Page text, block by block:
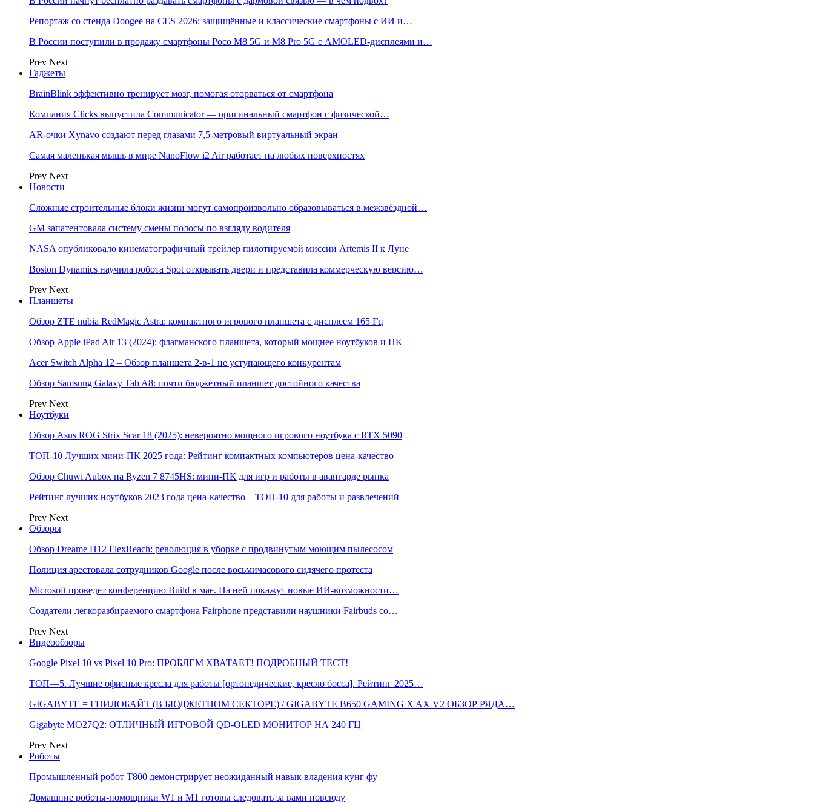
Репортаж со стенда Doogee на CES 2026: защищённые и классические смартфоны с ИИ и…
В России поступили в продажу смартфоны Poco M8 5G и M8 Pro 5G с AMOLED-дисплеями и…
Prev Next
Гаджеты
BrainBlink эффективно тренирует мозг, помогая оторваться от смартфона
Компания Clicks выпустила Communicator — оригинальный смартфон с физической…
AR-очки Xynavo создают перед глазами 7,5-метровый виртуальный экран
Самая маленькая мышь в мире NanoFlow i2 Air работает на любых поверхностях
Prev Next
Новости
Сложные строительные блоки жизни могут самопроизвольно образовываться в межзвёздной…
GM запатентовала систему смены полосы по взгляду водителя
NASA опубликовало кинематографичный трейлер пилотируемой миссии Artemis II к Луне
Boston Dynamics научила робота Spot открывать двери и представила коммерческую версию…
Prev Next
Планшеты
Обзор ZTE nubia RedMagic Astra: компактного игрового планшета с дисплеем 165 Гц
Обзор Apple iPad Air 13 (2024): флагманского планшета, который мощнее ноутбуков и ПК
Acer Switch Alpha 12 – Обзор планшета 2-в-1 не уступающего конкурентам
Обзор Samsung Galaxy Tab A8: почти бюджетный планшет достойного качества
Prev Next
Ноутбуки
Обзор Asus ROG Strix Scar 18 (2025): невероятно мощного игрового ноутбука с RTX 5090
ТОП-10 Лучших мини-ПК 2025 года: Рейтинг компактных компьютеров цена-качество
Обзор Chuwi Aubox на Ryzen 7 8745HS: мини-ПК для игр и работы в авангарде рынка
Рейтинг лучших ноутбуков 2023 года цена-качество – ТОП-10 для работы и развлечений
Prev Next
Обзоры
Обзор Dreame H12 FlexReach: революция в уборке с продвинутым моющим пылесосом
Полиция арестовала сотрудников Google после восьмичасового сидячего протеста
Microsoft проведет конференцию Build в мае. На ней покажут новые ИИ-возможности…
Создатели легкоразбираемого смартфона Fairphone представили наушники Fairbuds со…
Prev Next
Видеообзоры
Google Pixel 10 vs Pixel 10 Pro: ПРОБЛЕМ ХВАТАЕТ! ПОДРОБНЫЙ ТЕСТ!
ТОП—5. Лучшие офисные кресла для работы [ортопедические, кресло босса]. Рейтинг 2025…
GIGABYTE = ГНИЛОБАЙТ (В БЮДЖЕТНОМ СЕКТОРЕ) / GIGABYTE B650 GAMING X AX V2 ОБЗОР РЯДА…
Gigabyte MO27Q2: ОТЛИЧНЫЙ ИГРОВОЙ QD-OLED МОНИТОР НА 240 ГЦ
Prev Next
Роботы
Промышленный робот Т800 демонстрирует неожиданный навык владения кунг фу
Домашние роботы-помощники W1 и M1 готовы следовать за вами повсюду